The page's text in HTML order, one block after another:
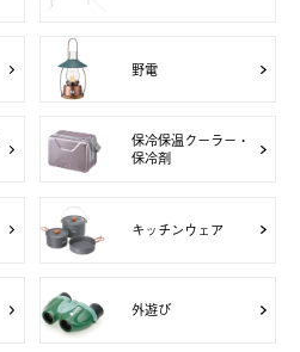
野電
保冷保温クーラー・
保冷剤
キッチンウェア
外遊び